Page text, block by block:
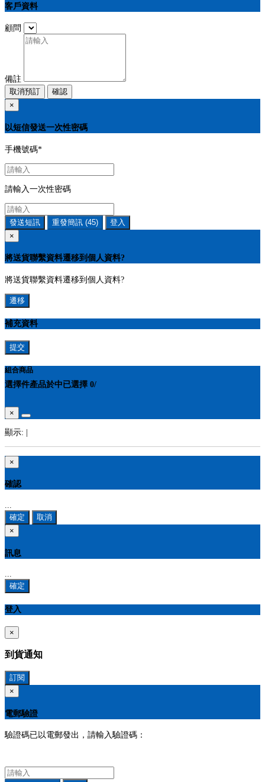
客戶資料
顧問
備註
取消預訂
確認
×
以短信發送一次性密碼
手機號碼*
請輸入一次性密碼
發送短訊 重發簡訊 (45)
登入
×
將送貨聯繫資料遷移到個人資料?
將送貨聯繫資料遷移到個人資料?
遷移
補充資料
提交
組合商品
選擇件產品於中已選擇 0/
×
顯示:
×
確認
...
確定
取消
×
訊息
...
確定
登入
×
到貨通知
訂閱
×
電郵驗證
驗證碼已以電郵發出，請輸入驗證碼：